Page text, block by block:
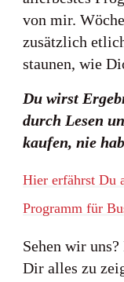
von mir.
zusätzlich
staunen, wie
Du wirst
durch Lesen
kaufen, nie
Hier erfährst Du
Programm für
Sehen wir
Dir alles zu